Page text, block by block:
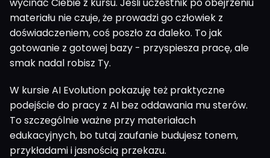
materiału nie czuje, że prowadzi go człowiek z
doświadczeniem, coś poszło za daleko. To jak
gotowanie z gotowej bazy - przyspiesza pracę, ale
smak nadal robisz Ty.
W kursie AI Evolution pokazuję też praktyczne
podejście do pracy z AI bez oddawania mu sterów.
To szczególnie ważne przy materiałach
edukacyjnych, bo tutaj zaufanie budujesz tonem,
przykładami i jasnością przekazu.